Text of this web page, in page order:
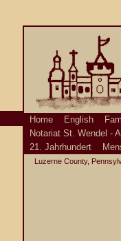
Home English
Notariat St. Wendel -
21. Jahrhundert
Luzerne County,